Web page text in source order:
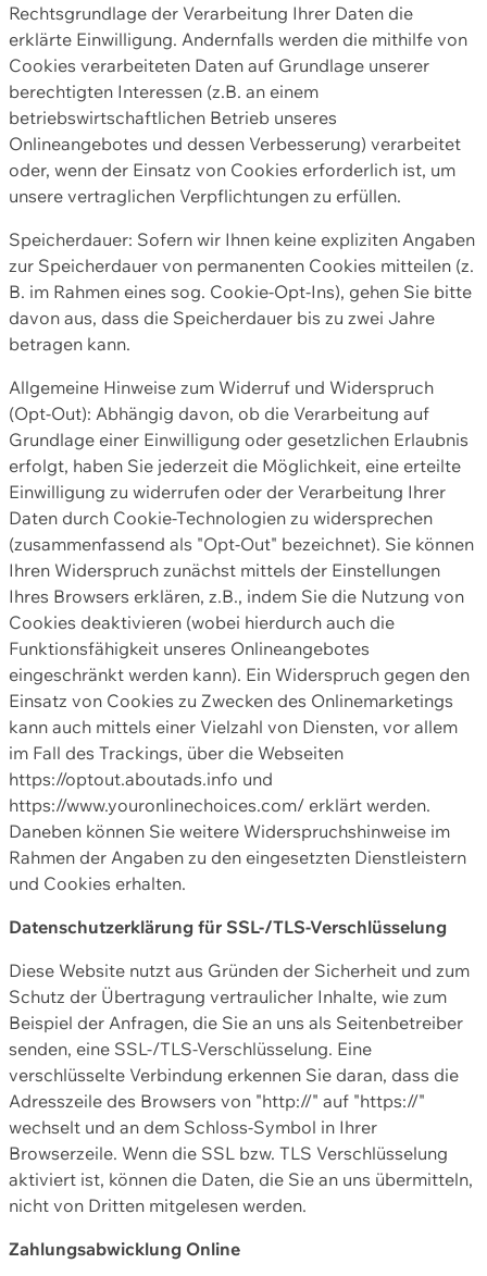
Rechtsgrundlage der Verarbeitung Ihrer Daten die
erklärte Einwilligung. Andernfalls werden die mithilfe von
Cookies verarbeiteten Daten auf Grundlage unserer
berechtigten Interessen (z.B. an einem
betriebswirtschaftlichen Betrieb unseres
Onlineangebotes und dessen Verbesserung) verarbeitet
oder, wenn der Einsatz von Cookies erforderlich ist, um
unsere vertraglichen Verpflichtungen zu erfüllen.
Speicherdauer: Sofern wir Ihnen keine expliziten Angaben
zur Speicherdauer von permanenten Cookies mitteilen (z.
B. im Rahmen eines sog. Cookie-Opt-Ins), gehen Sie bitte
davon aus, dass die Speicherdauer bis zu zwei Jahre
betragen kann.
Allgemeine Hinweise zum Widerruf und Widerspruch
(Opt-Out): Abhängig davon, ob die Verarbeitung auf
Grundlage einer Einwilligung oder gesetzlichen Erlaubnis
erfolgt, haben Sie jederzeit die Möglichkeit, eine erteilte
Einwilligung zu widerrufen oder der Verarbeitung Ihrer
Daten durch Cookie-Technologien zu widersprechen
(zusammenfassend als "Opt-Out" bezeichnet). Sie können
Ihren Widerspruch zunächst mittels der Einstellungen
Ihres Browsers erklären, z.B., indem Sie die Nutzung von
Cookies deaktivieren (wobei hierdurch auch die
Funktionsfähigkeit unseres Onlineangebotes
eingeschränkt werden kann). Ein Widerspruch gegen den
Einsatz von Cookies zu Zwecken des Onlinemarketings
kann auch mittels einer Vielzahl von Diensten, vor allem
im Fall des Trackings, über die Webseiten
https://optout.aboutads.info und
https://www.youronlinechoices.com/ erklärt werden.
Daneben können Sie weitere Widerspruchshinweise im
Rahmen der Angaben zu den eingesetzten Dienstleistern
und Cookies erhalten.
Datenschutzerklärung für SSL-/TLS-Verschlüsselung
Diese Website nutzt aus Gründen der Sicherheit und zum
Schutz der Übertragung vertraulicher Inhalte, wie zum
Beispiel der Anfragen, die Sie an uns als Seitenbetreiber
senden, eine SSL-/TLS-Verschlüsselung. Eine
verschlüsselte Verbindung erkennen Sie daran, dass die
Adresszeile des Browsers von "http://" auf "https://"
wechselt und an dem Schloss-Symbol in Ihrer
Browserzeile. Wenn die SSL bzw. TLS Verschlüsselung
aktiviert ist, können die Daten, die Sie an uns übermitteln,
nicht von Dritten mitgelesen werden.
Zahlungsabwicklung Online